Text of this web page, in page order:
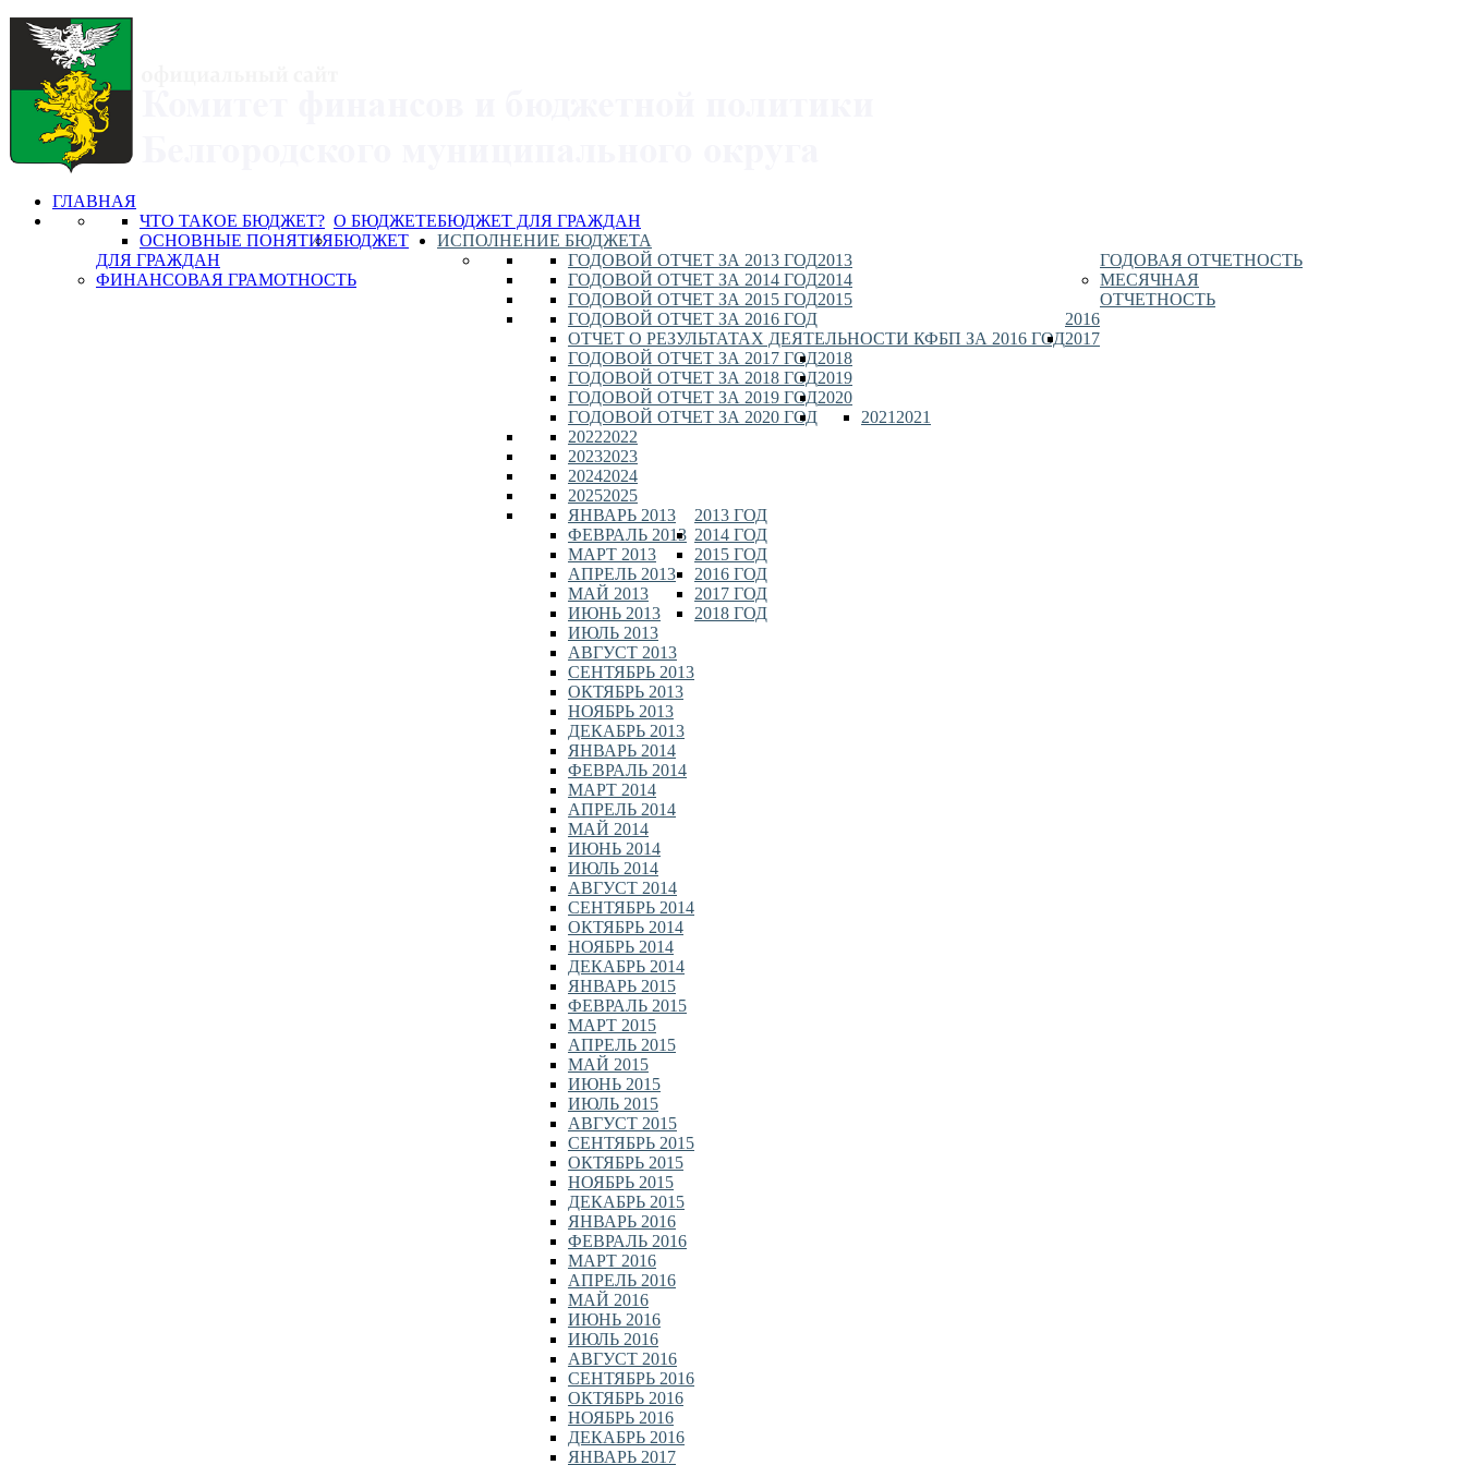
ГЛАВНАЯ
БЮДЖЕТ ДЛЯ ГРАЖДАН
О БЮДЖЕТЕ
ЧТО ТАКОЕ БЮДЖЕТ?
ОСНОВНЫЕ ПОНЯТИЯБЮДЖЕТ
ДЛЯ ГРАЖДАН
ФИНАНСОВАЯ ГРАМОТНОСТЬ
ИСПОЛНЕНИЕ БЮДЖЕТА
ГОДОВАЯ ОТЧЕТНОСТЬ
2013
ГОДОВОЙ ОТЧЕТ ЗА 2013 ГОД
2014
ГОДОВОЙ ОТЧЕТ ЗА 2014 ГОД
2015
ГОДОВОЙ ОТЧЕТ ЗА 2015 ГОД
2016
ГОДОВОЙ ОТЧЕТ ЗА 2016 ГОД
ОТЧЕТ О РЕЗУЛЬТАТАХ ДЕЯТЕЛЬНОСТИ КФБП ЗА 2016 ГОД2017
ГОДОВОЙ ОТЧЕТ ЗА 2017 ГОД2018
ГОДОВОЙ ОТЧЕТ ЗА 2018 ГОД2019
ГОДОВОЙ ОТЧЕТ ЗА 2019 ГОД2020
ГОДОВОЙ ОТЧЕТ ЗА 2020 ГОД
2021
2021
2022
2022
2023
2023
2024
2024
2025
2025
МЕСЯЧНАЯ
ОТЧЕТНОСТЬ
2013 ГОД
ЯНВАРЬ 2013
ФЕВРАЛЬ 2013
МАРТ 2013
АПРЕЛЬ 2013
МАЙ 2013
ИЮНЬ 2013
ИЮЛЬ 2013
АВГУСТ 2013
СЕНТЯБРЬ 2013
ОКТЯБРЬ 2013
НОЯБРЬ 2013
ДЕКАБРЬ 2013
2014 ГОД
ЯНВАРЬ 2014
ФЕВРАЛЬ 2014
МАРТ 2014
АПРЕЛЬ 2014
МАЙ 2014
ИЮНЬ 2014
ИЮЛЬ 2014
АВГУСТ 2014
СЕНТЯБРЬ 2014
ОКТЯБРЬ 2014
НОЯБРЬ 2014
ДЕКАБРЬ 2014
2015 ГОД
ЯНВАРЬ 2015
ФЕВРАЛЬ 2015
МАРТ 2015
АПРЕЛЬ 2015
МАЙ 2015
ИЮНЬ 2015
ИЮЛЬ 2015
АВГУСТ 2015
СЕНТЯБРЬ 2015
ОКТЯБРЬ 2015
НОЯБРЬ 2015
ДЕКАБРЬ 2015
2016 ГОД
ЯНВАРЬ 2016
ФЕВРАЛЬ 2016
МАРТ 2016
АПРЕЛЬ 2016
МАЙ 2016
ИЮНЬ 2016
ИЮЛЬ 2016
АВГУСТ 2016
СЕНТЯБРЬ 2016
ОКТЯБРЬ 2016
НОЯБРЬ 2016
ДЕКАБРЬ 2016
2017 ГОД
ЯНВАРЬ 2017
2018 ГОД